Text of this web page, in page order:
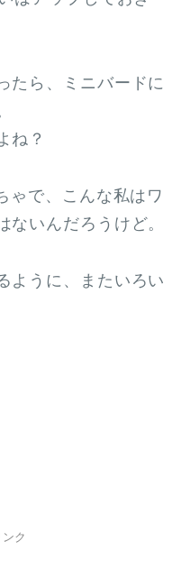
たら、ミニバードに
ね？
ゃで、こんな私はワ
ないんだろうけど。
ように、またいろい
ク